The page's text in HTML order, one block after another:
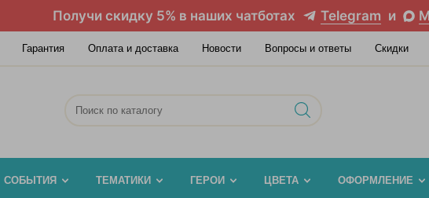
Получи скидку 5% в наших чатботах Telegram и
Гарантия Оплата и доставка Новости Вопросы и ответы Скидки
СОБЫТИЯ ТЕМАТИКИ ГЕРОИ ЦВЕТА ОФОРМЛЕНИЕ